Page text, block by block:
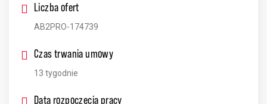
Liczba ofert
AB2PRO-174739
Czas trwania umowy
13 tygodnie
Data rozpoczęcia pracy